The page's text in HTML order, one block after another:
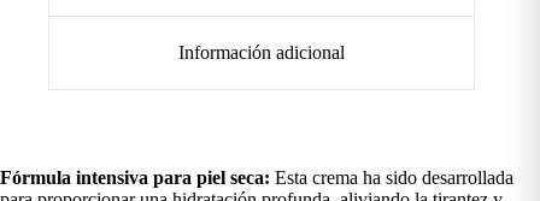
Información adicional
Fórmula intensiva para piel seca: Esta crema ha sido desarrollada